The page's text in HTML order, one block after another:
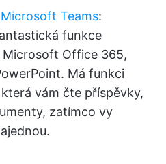
Teams:
funkce
Office 365,
Má funkci
vám čte příspěvky,
zatímco vy